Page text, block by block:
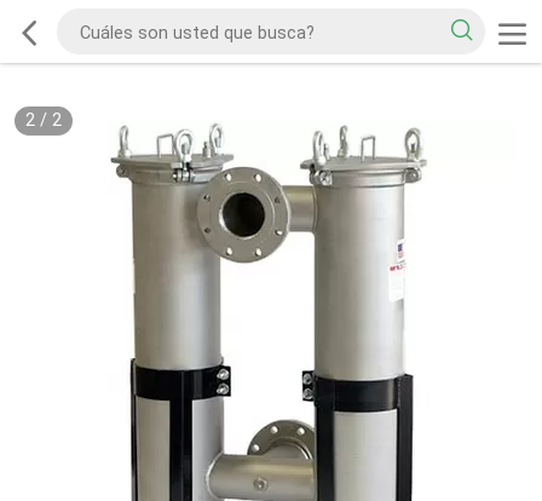
2/ 2